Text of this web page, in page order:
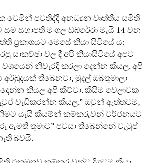
වෙමින් පවතිද්දී අනධ්‍යන වෘත්තීය සමිති
සභාපති මංගල ඩබරේරා මැයි 14 වන
ප්‍රකාශයට මෙසේ කියා සිටියේ ය:
සාකච්ඡා වල දී අපි කියාසිටියේ අපට
වශයෙන් නිවැරදි කරලා දෙන්න කියල. අපි
අර්බුදයක් තිබෙනවා, මුදල් ඔබතුමාලා
කියල අපි කිව්වා. කිසිම වෙලාවක
වැඩිකරන්න කියල.” ඔවුන් ඇත්තටම,
යැයි කියම්න් කම්කරුවන් වර්ජනයට
ඇමති තුමාට” පවසා තිබෙන්නේ වැටුප්
බවයි.